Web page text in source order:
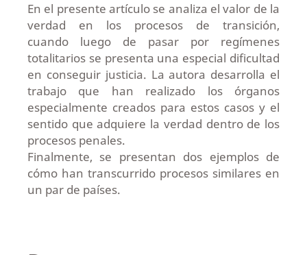
En el presente artículo se analiza el valor de la
verdad en los procesos de transición,
cuando luego de pasar por regímenes
totalitarios se presenta una especial dificultad
en conseguir justicia. La autora desarrolla el
trabajo que han realizado los órganos
especialmente creados para estos casos y el
sentido que adquiere la verdad dentro de los
procesos penales.
Finalmente, se presentan dos ejemplos de
cómo han transcurrido procesos similares en
un par de países.